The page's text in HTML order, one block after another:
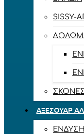
ΑΞΕΣΟΥΆΡ
ΈΝΔΥΣΗ